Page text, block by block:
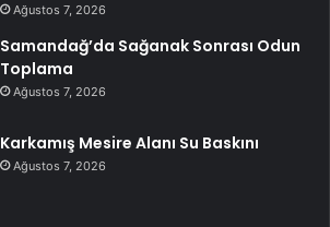
Ağustos 7, 2026
Samandağ’da Sağanak Sonrası Odun
Toplama
Ağustos 7, 2026
Karkamış Mesire Alanı Su Baskını
Ağustos 7, 2026